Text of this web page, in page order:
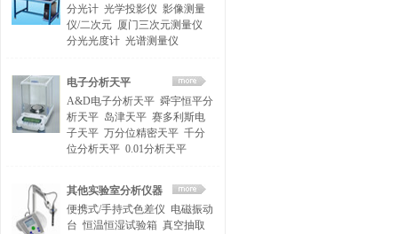
分光计 光学投影仪 影像测量
仪/二次元 厦门三次元测量仪
分光光度计 光谱测量仪
电子分析天平
A&D电子分析天平 舜宇恒平分
析天平 岛津天平 赛多利斯电
子天平 万分位精密天平 千分
位分析天平 0.01分析天平
其他实验室分析仪器
便携式/手持式色差仪 电磁振动
台 恒温恒湿试验箱 真空抽取